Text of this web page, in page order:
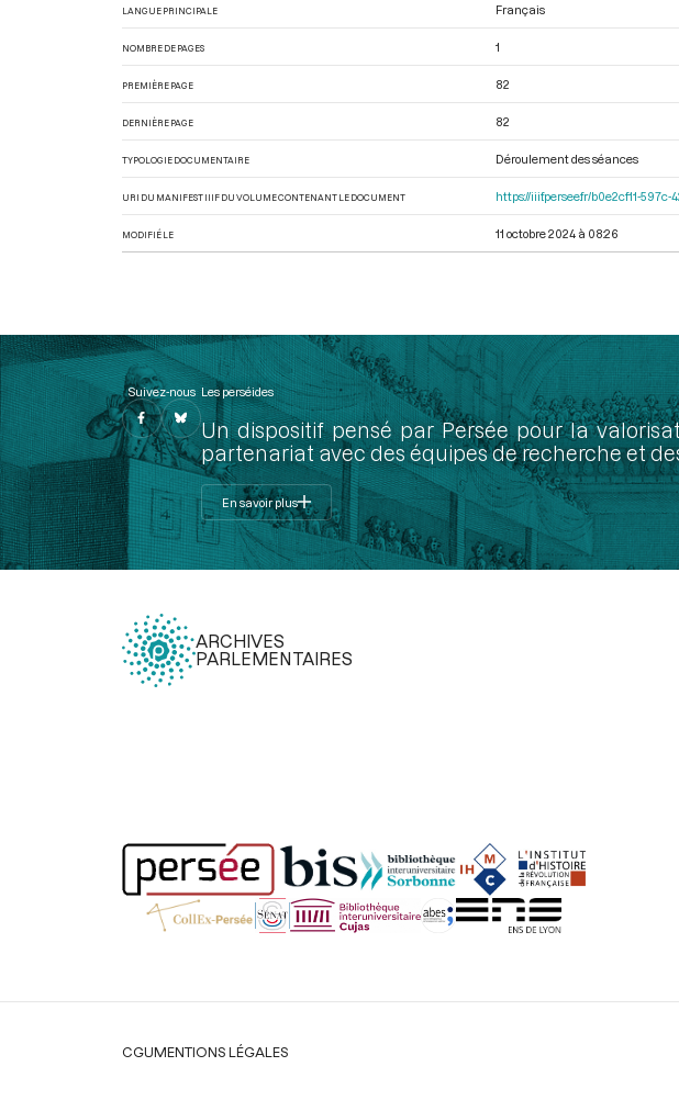
LANGUE PRINCIPALE Français
NOMBRE DE PAGES 1
PREMIÈRE PAGE 82
DERNIÈRE PAGE 82
TYPOLOGIE DOCUMENTAIRE Déroulement des séances
URI DU MANIFEST IIIF DU VOLUME CONTENANT LE DOCUMENT https://iiif.persee.fr/b0e2cf11-
MODIFIÉ LE 11 octobre 2024 à 08:26
Suivez-nous Les perséides
Un dispositif pensé par Persée pour la
partenariat avec des équipes de recherche et
En savoir plus
ARCHIVES
PARLEMENTAIRES
Légal
CGUMENTIONS LÉGALES